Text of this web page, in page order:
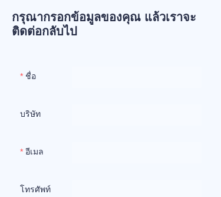
กรุณากรอกข้อมูลของคุณ แล้วเราจะ
ติดต่อกลับไป
ชื่อ
บริษัท
อีเมล
โทรศัพท์